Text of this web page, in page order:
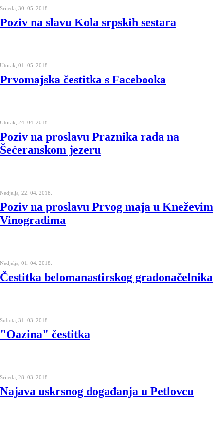
Srijeda, 30. 05. 2018.
Poziv na slavu Kola srpskih sestara
Utorak, 01. 05. 2018.
Prvomajska čestitka s Facebooka
Utorak, 24. 04. 2018.
Poziv na proslavu Praznika rada na
Šećeranskom jezeru
Nedjelja, 22. 04. 2018.
Poziv na proslavu Prvog maja u Kneževim
Vinogradima
Nedjelja, 01. 04. 2018.
Čestitka belomanastirskog gradonačelnika
Subota, 31. 03. 2018.
"Oazina" čestitka
Srijeda, 28. 03. 2018.
Najava uskrsnog događanja u Petlovcu